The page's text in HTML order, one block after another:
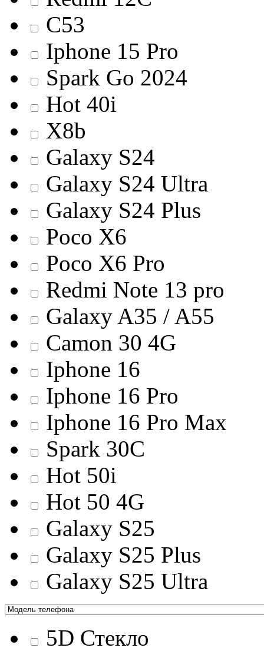
C53
Iphone 15 Pro
Spark Go 2024
Hot 40i
X8b
Galaxy S24
Galaxy S24 Ultra
Galaxy S24 Plus
Poco X6
Poco X6 Pro
Redmi Note 13 pro
Galaxy A35 / A55
Camon 30 4G
Iphone 16
Iphone 16 Pro
Iphone 16 Pro Max
Spark 30C
Hot 50i
Hot 50 4G
Galaxy S25
Galaxy S25 Plus
Galaxy S25 Ultra
5D Стекло